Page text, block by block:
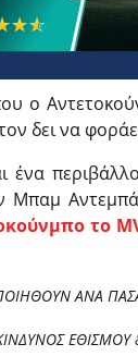
ο
δει να
ένα
το
ΑΝΑ
ΕΘΙΣΜΟΥ